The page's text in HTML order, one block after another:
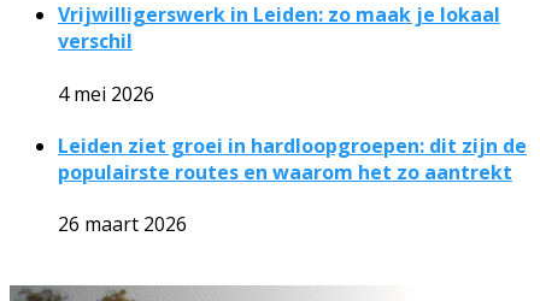
Vrijwilligerswerk in Leiden: zo maak je lokaal
verschil
4 mei 2026
Leiden ziet groei in hardloopgroepen: dit zijn de
populairste routes en waarom het zo aantrekt
26 maart 2026